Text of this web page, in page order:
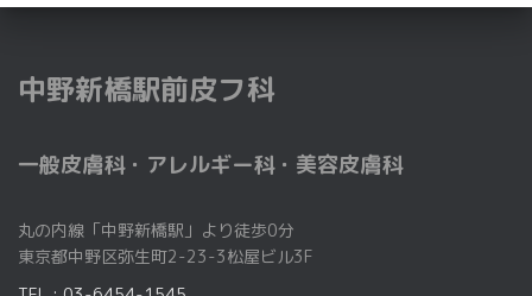
中野新橋駅前皮フ科
一般皮膚科・アレルギー科・美容皮膚科
丸の内線「中野新橋駅」より徒歩0分
東京都中野区弥生町2-23-3松屋ビル3F